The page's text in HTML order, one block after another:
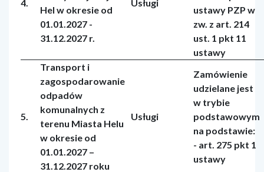
4.
Hel w okresie od
01.01.2027 -
31.12.2027 r.
Usługi
ustawy PZP w
zw. z art. 214
ust. 1 pkt 11
ustawy
5.
Transport i
zagospodarowanie
odpadów
komunalnych z
terenu Miasta Helu
w okresie od
01.01.2027 –
31.12.2027 roku
Usługi
Zamówienie
udzielane jest
w trybie
podstawowym
na podstawie:
- art. 275 pkt 1
ustawy